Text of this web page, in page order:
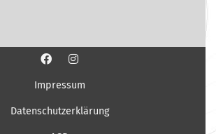
Impressum
Datenschutzerklärung